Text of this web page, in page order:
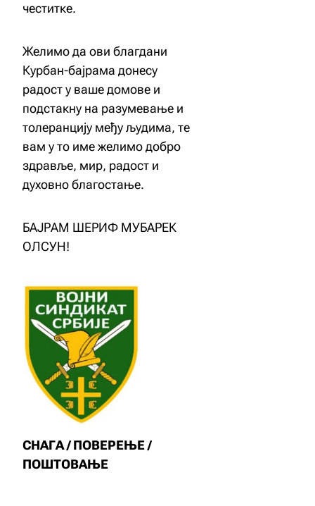
честитке.
Желимо да ови благдани
Курбан-бајрама донесу
радост у ваше домове и
подстакну на разумевање и
толеранцију међу људима, те
вам у то име желимо добро
здравље, мир, радост и
духовно благостање.
БАЈРАМ ШЕРИФ МУБАРЕК
ОЛСУН!
СНАГА / ПОВЕРЕЊЕ /
ПОШТОВАЊЕ